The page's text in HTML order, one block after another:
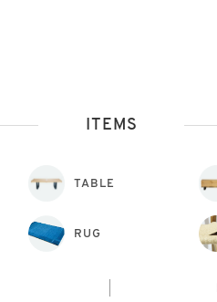
ITEMS
TABLE
RUG